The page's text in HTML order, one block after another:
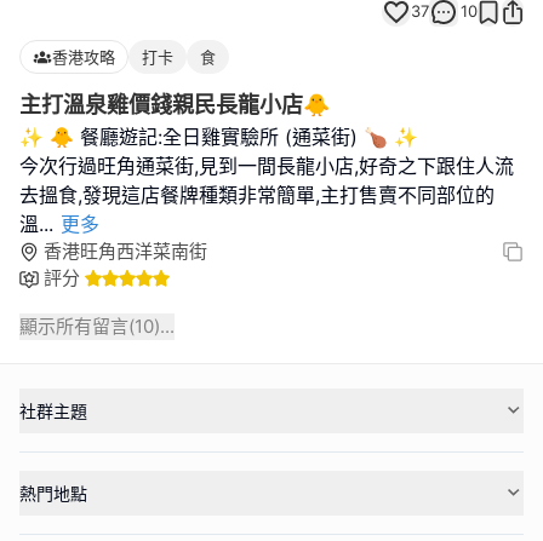
37 10
香港攻略 打卡 食
主打溫泉雞價錢親民長龍小店🐥
✨ 🐥 餐廳遊記:全日雞實驗所 (通菜街) 🍗 ✨
今次行過旺角通菜街,見到一間長龍小店,好奇之下跟住人流
去搵食,發現這店餐牌種類非常簡單,主打售賣不同部位的
溫... 更多
香港旺角西洋菜南街
評分
顯示所有留言(10)...
社群主題
熱門地點